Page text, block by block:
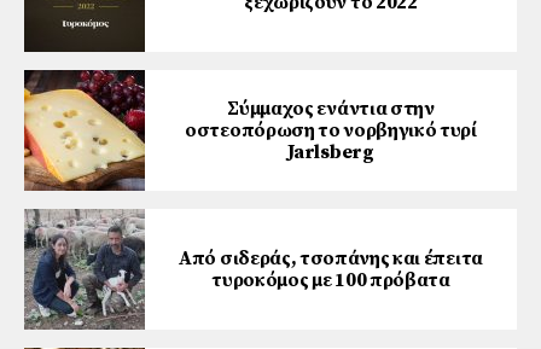
Σύμμαχος ενάντια στην
οστεοπόρωση το νορβηγικό τυρί
Jarlsberg
Από σιδεράς, τσοπάνης και έπειτα
τυροκόμος με 100 πρόβατα